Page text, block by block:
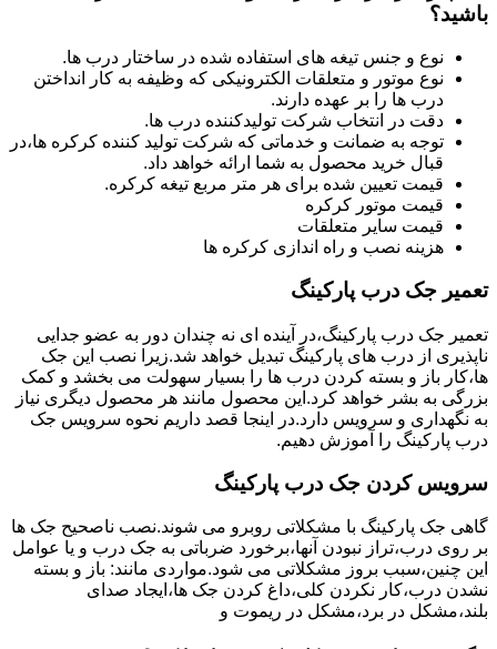
باشید؟
نوع و جنس تیغه های استفاده شده در ساختار درب ها.
نوع موتور و متعلقات الکترونیکی که وظیفه به کار انداختن
درب ها را بر عهده دارند.
دقت در انتخاب شرکت تولیدکننده درب ها.
توجه به ضمانت و خدماتی که شرکت تولید کننده کرکره ها،در
قبال خرید محصول به شما ارائه خواهد داد.
قیمت تعیین شده برای هر متر مربع تیغه کرکره.
قیمت موتور کرکره
قیمت سایر متعلقات
هزینه نصب و راه اندازی کرکره ها
تعمیر جک درب پارکینگ
تعمیر جک درب پارکینگ،در آینده ای نه چندان دور به عضو جدایی
ناپذیری از درب های پارکینگ تبدیل خواهد شد.زیرا نصب این جک
ها،کار باز و بسته کردن درب ها را بسیار سهولت می بخشد و کمک
بزرگی به بشر خواهد کرد.این محصول مانند هر محصول دیگری نیاز
به نگهداری و سرویس دارد.در اینجا قصد داریم نحوه سرویس جک
درب پارکینگ را آموزش دهیم.
سرویس کردن جک درب پارکینگ
گاهی جک پارکینگ با مشکلاتی روبرو می شوند.نصب ناصحیح جک ها
بر روی درب،تراز نبودن آنها،برخورد ضرباتی به جک درب و یا عوامل
این چنین،سبب بروز مشکلاتی می شود.مواردی مانند: باز و بسته
نشدن درب،کار نکردن کلی،داغ کردن جک ها،ایجاد صدای
بلند،مشکل در برد،مشکل در ریموت و